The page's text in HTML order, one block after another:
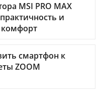
MSI PRO MAX
и
смартфон к
ZOOM